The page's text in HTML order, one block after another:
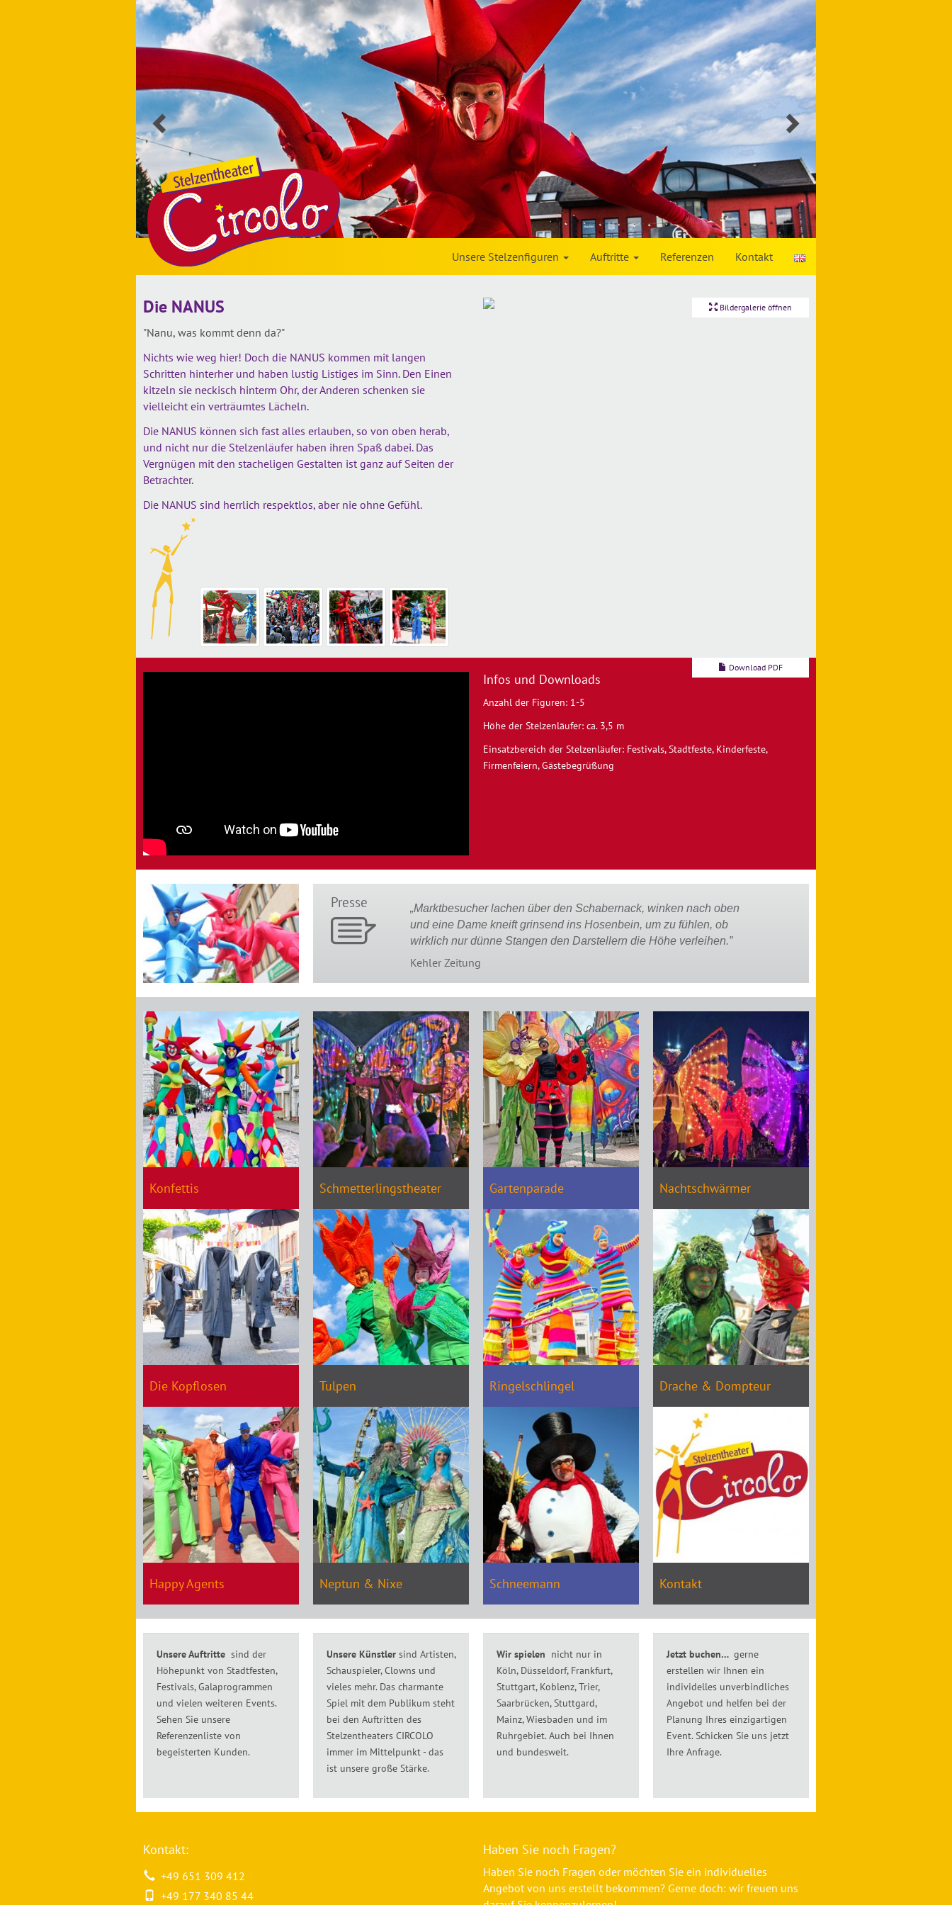
Vorherige
Slide
laden
Vorherige
Slide
laden
Unsere Stelzenfiguren Auftritte Referenzen Kontakt
Die NANUS
"Nanu, was kommt denn da?"
Nichts wie weg hier! Doch die NANUS kommen mit langen
Schritten hinterher und haben lustig Listiges im Sinn. Den Einen
kitzeln sie neckisch hinterm Ohr, der Anderen schenken sie
vielleicht ein verträumtes Lächeln.
Die NANUS können sich fast alles erlauben, so von oben herab,
und nicht nur die Stelzenläufer haben ihren Spaß dabei. Das
Vergnügen mit den stacheligen Gestalten ist ganz auf Seiten der
Betrachter.
Die NANUS sind herrlich respektlos, aber nie ohne Gefühl.
Bildergalerie öffnen
Infos und Downloads
Download PDF
Anzahl der Figuren: 1-5
Höhe der Stelzenläufer: ca. 3,5 m
Einsatzbereich der Stelzenläufer: Festivals, Stadtfeste, Kinderfeste,
Firmenfeiern, Gästebegrüßung
Presse
„Marktbesucher lachen über den Schabernack, winken nach oben
und eine Dame kneift grinsend ins Hosenbein, um zu fühlen, ob
wirklich nur dünne Stangen den Darstellern die Höhe verleihen.”
Kehler Zeitung
Konfettis Schmetterlingstheater Gartenparade Nachtschwärmer
Die Kopflosen Tulpen Ringelschlingel Drache & Dompteur
Happy Agents Neptun & Nixe Schneemann Kontakt
Vorherige
Slide
laden
Slide
laden
Unsere Auftritte sind der
Höhepunkt von Stadtfesten,
Festivals, Galaprogrammen
und vielen weiteren Events.
Sehen Sie unsere
Referenzenliste von
begeisterten Kunden.
Unsere Künstler sind Artisten,
Schauspieler, Clowns und
vieles mehr. Das charmante
Spiel mit dem Publikum steht
bei den Auftritten des
Stelzentheaters CIRCOLO
immer im Mittelpunkt - das
ist unsere große Stärke.
Wir spielen nicht nur in
Köln, Düsseldorf, Frankfurt,
Stuttgart, Koblenz, Trier,
Saarbrücken, Stuttgard,
Mainz, Wiesbaden und im
Ruhrgebiet. Auch bei Ihnen
und bundesweit.
Jetzt buchen… gerne
erstellen wir Ihnen ein
individelles unverbindliches
Angebot und helfen bei der
Planung Ihres einzigartigen
Event. Schicken Sie uns jetzt
Ihre Anfrage.
Kontakt:
+49 651 309 412
+49 177 340 85 44
Haben Sie noch Fragen?
Haben Sie noch Fragen oder möchten Sie ein individuelles
Angebot von uns erstellt bekommen? Gerne doch: wir freuen uns